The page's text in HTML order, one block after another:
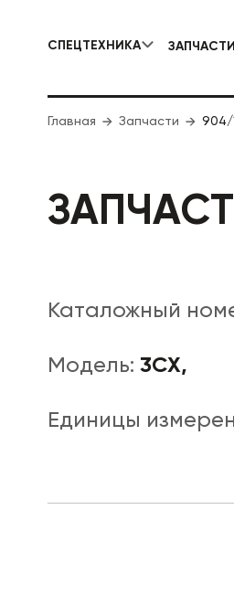
СПЕЦТЕХНИКА
КОММУНАЛЬНАЯ
ЗАПЧАСТИ
Главная Запчасти 904/
Каталожный
Модель: 3CX,
Единицы